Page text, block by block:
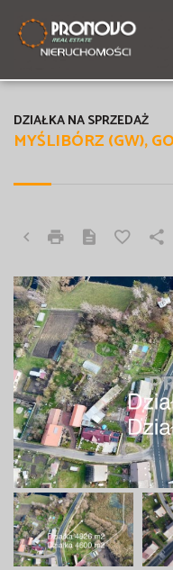
MYŚLIBÓRZ (GW),
DZIAŁKA NA SPRZEDAŻ